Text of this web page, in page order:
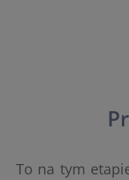
To na tym